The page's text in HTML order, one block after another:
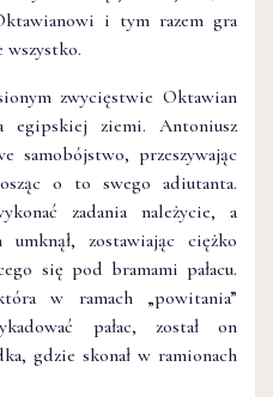
i tym razem gra
wszystko.
zwycięstwie Oktawian
egipskiej ziemi. Antoniusz
samobójstwo, przeszywając
o to swego adiutanta.
zadania należycie, a
umknął, zostawiając ciężko
się pod bramami pałacu.
w ramach „powitania”
pałac, został on
gdzie skonał w ramionach